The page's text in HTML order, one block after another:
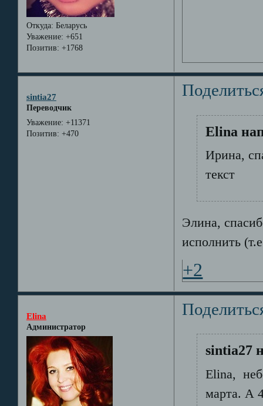
Откуда: Беларусь
Уважение: +651
Позитив: +1768
sintia27
Переводчик
Уважение: +11371
Позитив: +470 Elina
Ирина,
текст
Элина,
исполнить
+2
Elina
Администратор
sintia27
Elina,
марта. А